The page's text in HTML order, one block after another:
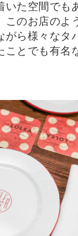
いた空間でも
このお店のよ
がら様々なタ
ことでも有名